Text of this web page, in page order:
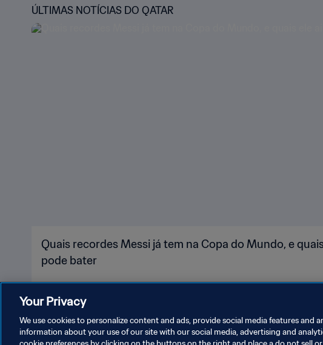
ÚLTIMAS NOTÍCIAS DO QATAR
Quais recordes Messi já tem na Copa do Mundo, e
pode bater
Your Privacy
We use cookies to personalize content and ads, provide social media features and
information about your use of our site with our social media, advertising and